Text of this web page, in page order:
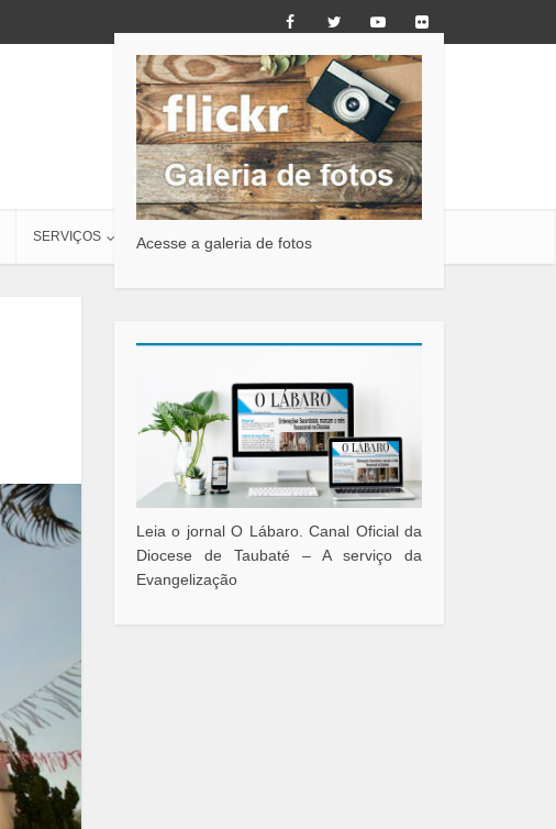
SERVIÇOS CONTATO
Acesse a galeria de fotos
Leia o jornal O Lábaro. Canal Oficial da
Diocese de Taubaté – A serviço da
Evangelização